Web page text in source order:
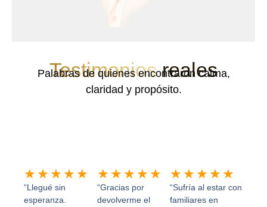
Testimoniosreales
Palabras de quienes encontraron calma,
claridad y propósito.
★ ★ ★ ★ ★ Valorado
con
“Llegué sin
esperanza.
★ ★ ★ ★ ★ Valorado
con
“Gracias por
devolverme el
★ ★ ★ ★ ★
con
“Sufría al estar con
familiares en